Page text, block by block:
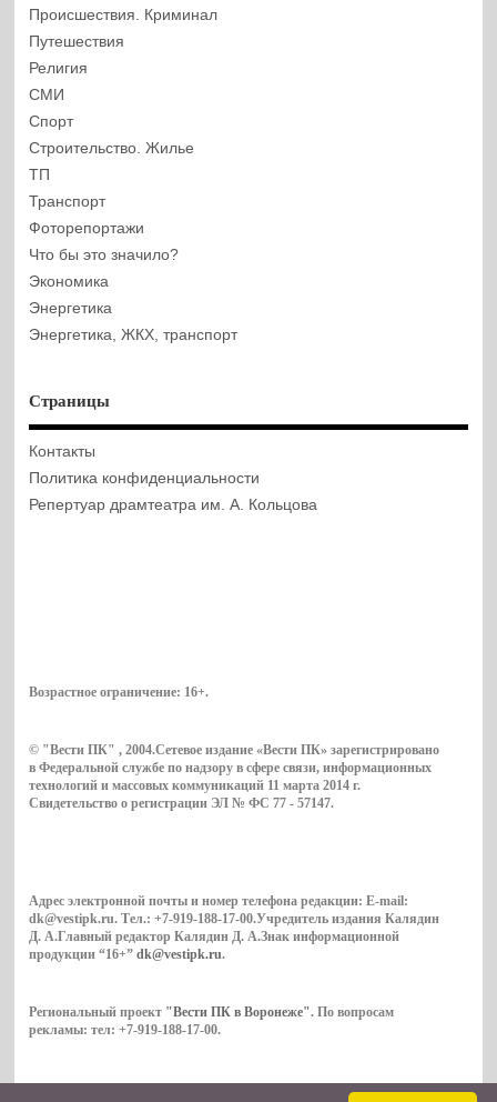
Происшествия. Криминал
Путешествия
Религия
СМИ
Спорт
Строительство. Жилье
ТП
Транспорт
Фоторепортажи
Что бы это значило?
Экономика
Энергетика
Энергетика, ЖКХ, транспорт
Страницы
Контакты
Политика конфиденциальности
Репертуар драмтеатра им. А. Кольцова
Возрастное ограничение: 16+.
© "Вести ПК" , 2004.Сетевое издание «Вести ПК» зарегистрировано
в Федеральной службе по надзору в сфере связи, информационных
технологий и массовых коммуникаций 11 марта 2014 г.
Свидетельство о регистрации ЭЛ № ФС 77 - 57147.
Адрес электронной почты и номер телефона редакции: E-mail:
dk@vestipk.ru. Тел.: +7-919-188-17-00.Учредитель издания Калядин
Д. А.Главный редактор Калядин Д. А.Знак информационной
продукции “16+”dk@vestipk.ru.
Региональный проект "Вести ПК в Воронеже". По вопросам
рекламы: тел: +7-919-188-17-00.